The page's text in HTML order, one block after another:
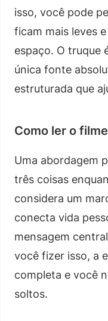
isso, você pode
ficam mais leves
espaço. O truque
única fonte
estruturada que
Como ler o
Uma abordagem
três coisas
considera um
conecta vida
mensagem
você fizer isso, a
completa e você
soltos.